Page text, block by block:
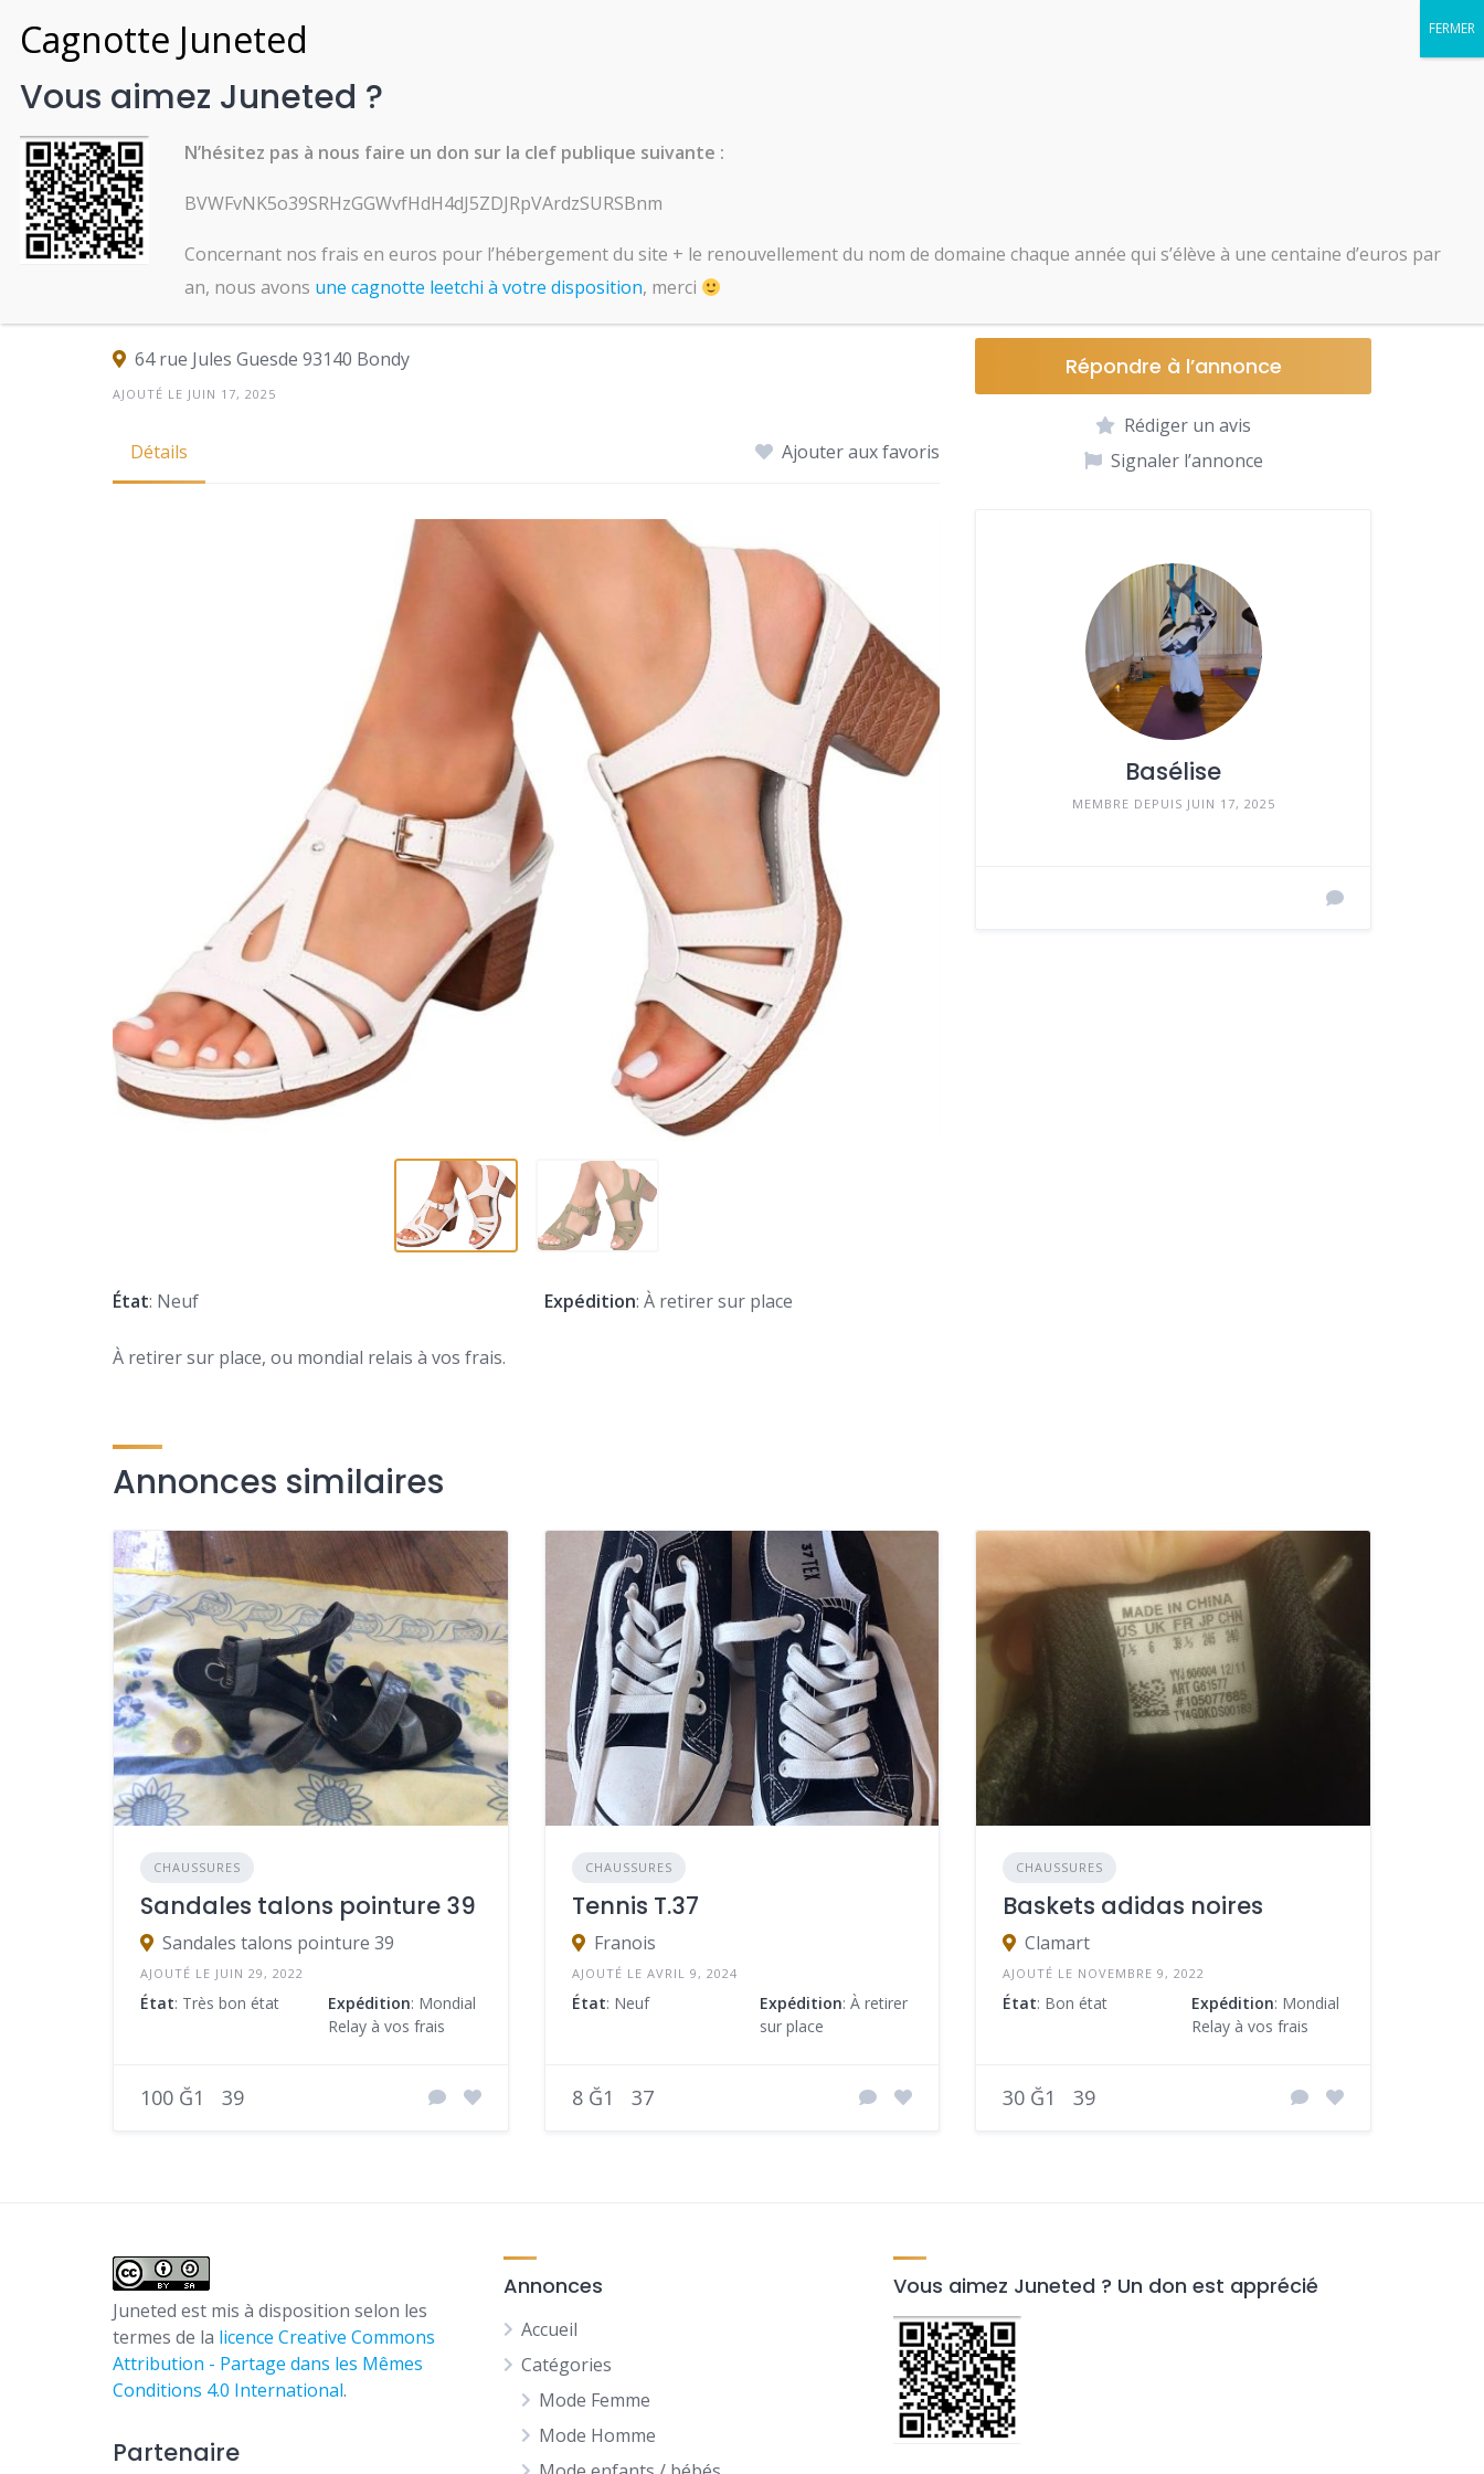
content
Ajouter une annonce
CHAUSSURES
Pointure 42, sandales compensées Été.
Neuves
64 rue Jules Guesde 93140 Bondy
AJOUTÉ LE JUIN 17, 2025
Détails Ajouter aux favoris
État: Neuf Expédition: À retirer sur place
À retirer sur place, ou mondial relais à vos frais.
42
Répondre à l’annonce
Rédiger un avis
Signaler l’annonce
Basélise
MEMBRE DEPUIS JUIN 17, 2025
Annonces similaires
CHAUSSURES
Sandales talons pointure 39
Sandales talons pointure 39
AJOUTÉ LE JUIN 29, 2022
État: Très bon état Expédition: Mondial
Relay à vos frais
100 Ğ1 39
CHAUSSURES
Tennis T.37
Franois
AJOUTÉ LE AVRIL 9, 2024
État: Neuf Expédition: À retirer
sur place
8 Ğ1 37
CHAUSSURES
Baskets adidas noires
Clamart
AJOUTÉ LE NOVEMBRE 9, 2022
État: Bon état Expédition: Mondial
Relay à vos frais
30 Ğ1 39
Juneted est mis à disposition selon les
termes de la licence Creative Commons
Attribution - Partage dans les Mêmes
Conditions 4.0 International.
Partenaire
Annonces
Accueil
Catégories
Mode Femme
Mode Homme
Vous aimez Juneted ? Un don est apprécié
Vous aimez Juneted ?
N’hésitez pas à nous faire un don sur la clef publique suivante :
BVWFvNK5o39SRHzGGWvfHdH4dJ5ZDJRpVArdzSURSBnm
Concernant nos frais en euros pour l’hébergement du site + le renouvellement du nom de domaine chaque année qui s’élève à une centaine d’euros par
an, nous avons une cagnotte leetchi à votre disposition, merci